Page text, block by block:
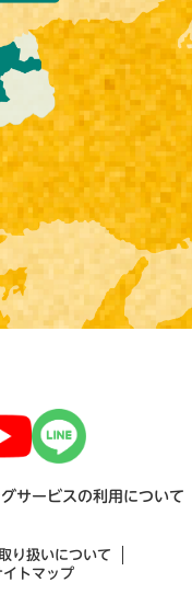
サービスの利用について
り扱いについて
イトマップ